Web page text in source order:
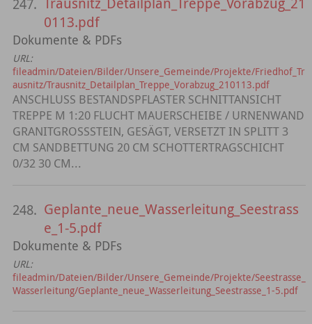
247.
0113.pdf
Dokumente & PDFs
URL:
fileadmin/Dateien/Bilder/Unsere_Gemeinde/Projekte/Friedhof_Tr
ausnitz/Trausnitz_Detailplan_Treppe_Vorabzug_210113.pdf
ANSCHLUSS BESTANDSPFLASTER SCHNITTANSICHT
TREPPE M 1:20 FLUCHT MAUERSCHEIBE / URNENWAND
GRANITGROSSSTEIN, GESÄGT, VERSETZT IN SPLITT 3
CM SANDBETTUNG 20 CM SCHOTTERTRAGSCHICHT
0/32 30 CM...
248. Geplante_neue_Wasserleitung_Seestrass
e_1-5.pdf
Dokumente & PDFs
URL:
fileadmin/Dateien/Bilder/Unsere_Gemeinde/Projekte/Seestrasse_
Wasserleitung/Geplante_neue_Wasserleitung_Seestrasse_1-5.pdf